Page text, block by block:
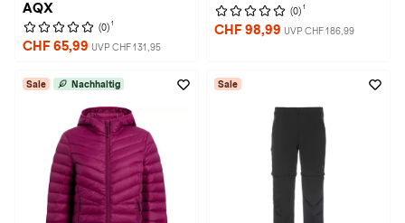
AQX
(0) 1
CHF 65,99 UVP CHF 131,95
(0) 1
CHF 98,99 UVP CHF 186,99
Sale Nachhaltig Sale